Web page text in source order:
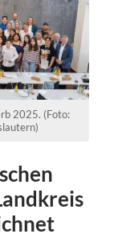
2025. (Foto: